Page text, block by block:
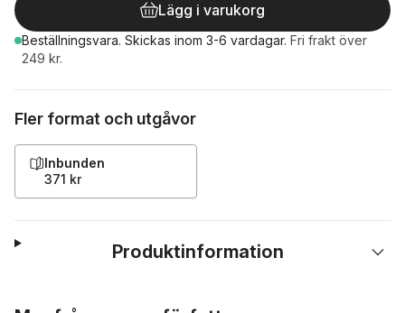
Lägg i varukorg
Beställningsvara. Skickas inom 3-6 vardagar. Fri frakt över
249 kr.
Fler format och utgåvor
Inbunden
371 kr
Produktinformation